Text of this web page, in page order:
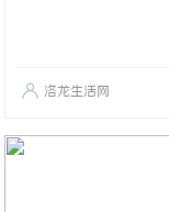
洛龙生活网